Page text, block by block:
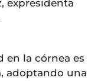
expresidenta
en la córnea es
adoptando una